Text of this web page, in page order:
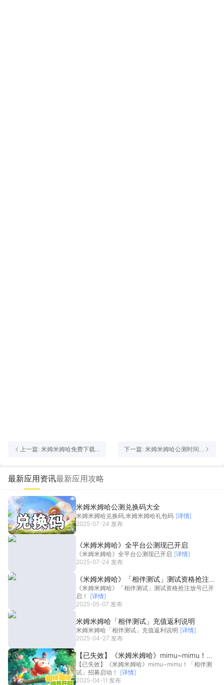
上一篇: 米姆米姆哈免费下载
下一篇: 米姆米姆哈公测时间
最新应用资讯最新应用攻略
米姆米姆哈公测兑换码大全
米姆米姆哈兑换码,米姆米姆哈礼包码 [详情]
2025-07-24 发布
《米姆米姆哈》全平台公测现已开启
《米姆米姆哈》全平台公测现已开启 [详情]
2025-07-24 发布
《米姆米姆哈》「相伴测试」测试资格抢注放
号已开启！
《米姆米姆哈》「相伴测试」测试资格抢注放号已开
启！
[详情]
2025-05-07 发布
米姆米姆哈「相伴测试」充值返利说明
米姆米姆哈「相伴测试」充值返利说明 [详情]
2025-04-27 发布
【已失效】《米姆米姆哈》mimu~mimu！
「相伴测试」招募启动！
【已失效】《米姆米姆哈》mimu~mimu！「相伴测
试」招募启动！
[详情]
2025-04-11 发布